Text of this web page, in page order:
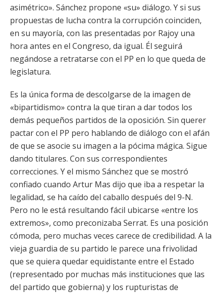
asimétrico». Sánchez propone «su» diálogo. Y si sus
propuestas de lucha contra la corrupción coinciden,
en su mayoría, con las presentadas por Rajoy una
hora antes en el Congreso, da igual. Él seguirá
negándose a retratarse con el PP en lo que queda de
legislatura.
Es la única forma de descolgarse de la imagen de
«bipartidismo» contra la que tiran a dar todos los
demás pequeños partidos de la oposición. Sin querer
pactar con el PP pero hablando de diálogo con el afán
de que se asocie su imagen a la pócima mágica. Sigue
dando titulares. Con sus correspondientes
correcciones. Y el mismo Sánchez que se mostró
confiado cuando Artur Mas dijo que iba a respetar la
legalidad, se ha caído del caballo después del 9-N.
Pero no le está resultando fácil ubicarse «entre los
extremos», como preconizaba Serrat. Es una posición
cómoda, pero muchas veces carece de credibilidad. A la
vieja guardia de su partido le parece una frivolidad
que se quiera quedar equidistante entre el Estado
(representado por muchas más instituciones que las
del partido que gobierna) y los rupturistas de